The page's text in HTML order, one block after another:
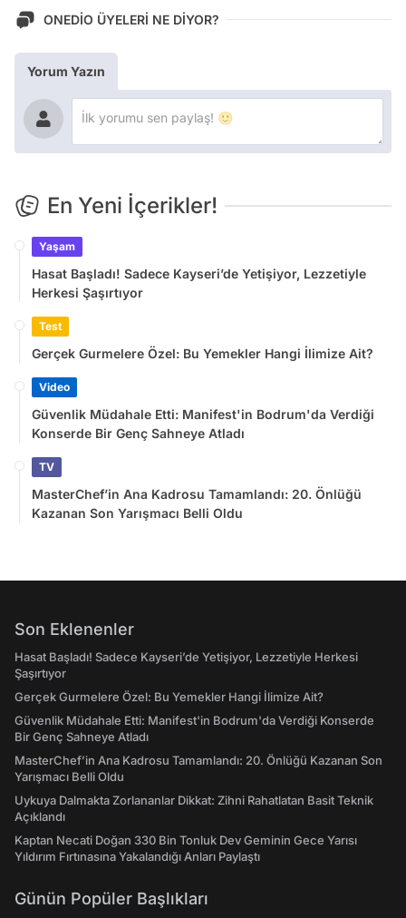
ONEDİO ÜYELERİ NE DİYOR?
Yorum Yazın
En Yeni İçerikler!
Yaşam
Hasat Başladı! Sadece Kayseri’de Yetişiyor, Lezzetiyle
Herkesi Şaşırtıyor
Test
Gerçek Gurmelere Özel: Bu Yemekler Hangi İlimize Ait?
Video
Güvenlik Müdahale Etti: Manifest'in Bodrum'da Verdiği
Konserde Bir Genç Sahneye Atladı
TV
MasterChef’in Ana Kadrosu Tamamlandı: 20. Önlüğü
Kazanan Son Yarışmacı Belli Oldu
Son Eklenenler
Hasat Başladı! Sadece Kayseri’de Yetişiyor, Lezzetiyle Herkesi
Şaşırtıyor
Gerçek Gurmelere Özel: Bu Yemekler Hangi İlimize Ait?
Güvenlik Müdahale Etti: Manifest'in Bodrum'da Verdiği Konserde
Bir Genç Sahneye Atladı
MasterChef’in Ana Kadrosu Tamamlandı: 20. Önlüğü Kazanan Son
Yarışmacı Belli Oldu
Uykuya Dalmakta Zorlananlar Dikkat: Zihni Rahatlatan Basit Teknik
Açıklandı
Kaptan Necati Doğan 330 Bin Tonluk Dev Geminin Gece Yarısı
Yıldırım Fırtınasına Yakalandığı Anları Paylaştı
Günün Popüler Başlıkları